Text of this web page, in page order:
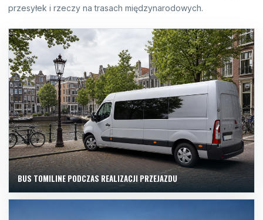
przesyłek i rzeczy na trasach międzynarodowych.
BUS TOMILINE PODCZAS REALIZACJI PRZEJAZDU